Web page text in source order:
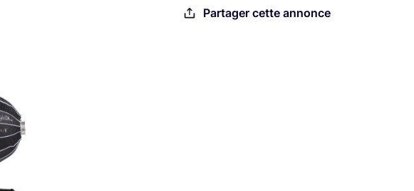
Partager cette annonce